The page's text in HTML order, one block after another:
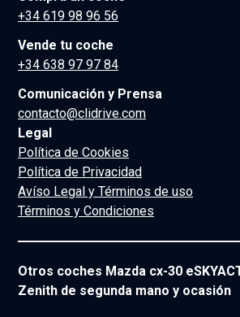
+34 619 98 96 56
Vende tu coche
+34 638 97 97 84
Comunicación y Prensa
contacto@clidrive.com
Legal
Política de Cookies
Política de Privacidad
Avíso Legal y Términos de uso
Términos y Condiciones
Otros coches Mazda cx-30
Zenith de segunda mano y ocasión